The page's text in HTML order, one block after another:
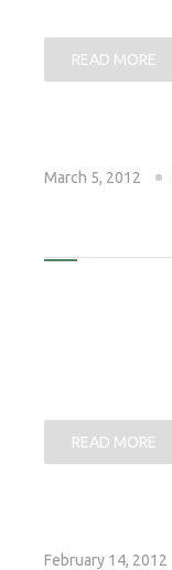
READ MORE
March 5, 2012
READ MORE
February 14, 2012